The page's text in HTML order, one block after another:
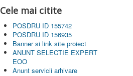
Cele mai citite
POSDRU ID 155742
POSDRU ID 156935
Banner si link site proiect
ANUNT SELECTIE EXPERT
EOO
Anunt servicii arhivare